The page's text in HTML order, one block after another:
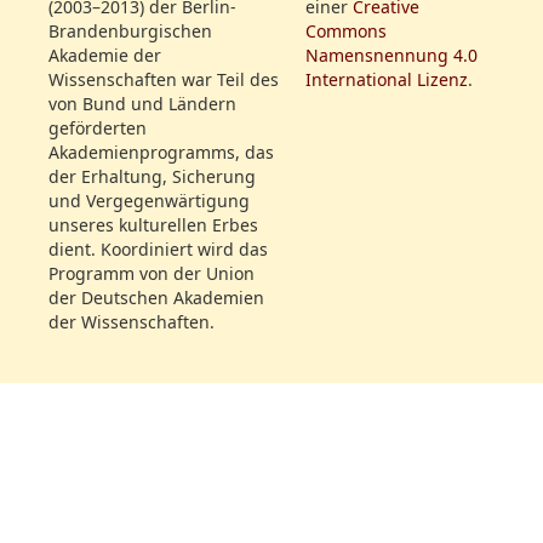
Intermezzo, oder: Der
Landjunker in der Residenz,
vom Hrn. v. Kotzebue
Rollenfeld:
Hr. Mattausch
Mad. Bethmann
Hr. Rebenstein
Mlle. Maaß
Mad. Sebastiani
Hr. Wurm
Mad. Sebastiani
Hr. Gern Sohn
Hr. Benda
Mad. Sebastiani
Hr. Gern Sohn
Hr. Benda
(2003–2013) der Berlin-
Brandenburgischen
Akademie der
Wissenschaften war Teil des
von Bund und Ländern
geförderten
Akademienprogramms, das
der Erhaltung, Sicherung
und Vergegenwärtigung
unseres kulturellen Erbes
dient. Koordiniert wird das
Programm von der Union
der Deutschen Akademien
der Wissenschaften.
einer Creative
Commons
Namensnennung 4.0
International Lizenz.